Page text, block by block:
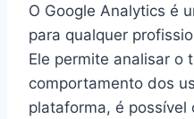
O Google Analytics é
para qualquer
Ele permite analisar o
comportamento dos
plataforma, é possível